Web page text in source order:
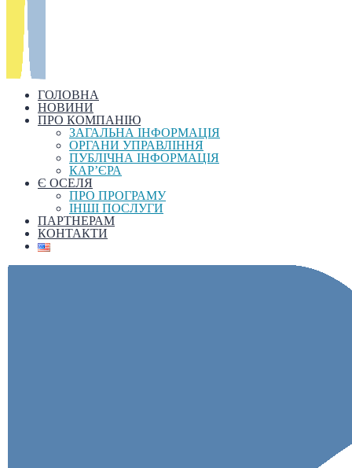
ГОЛОВНА
НОВИНИ
ПРО КОМПАНІЮ
ЗАГАЛЬНА ІНФОРМАЦІЯ
ОРГАНИ УПРАВЛІННЯ
ПУБЛІЧНА ІНФОРМАЦІЯ
КАР’ЄРА
Є ОСЕЛЯ
ПРО ПРОГРАМУ
ІНШІ ПОСЛУГИ
ПАРТНЕРАМ
КОНТАКТИ